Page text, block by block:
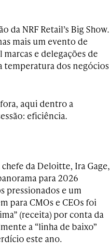
da NRF Retail’s Big Show.
mais um evento de
e delegações de
temperatura dos negócios
aqui dentro a
eficiência.
da Deloitte, Ira Gage,
para 2026
pressionados e um
para CMOs e CEOs foi
(receita) por conta da
a “linha de baixo”
este ano.